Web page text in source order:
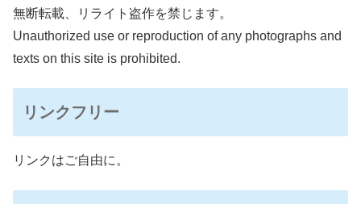
無断転載、リライト盗作を禁じます。
Unauthorized use or reproduction of any photographs and
texts on this site is prohibited.
リンクフリー
リンクはご自由に。